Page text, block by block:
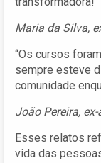
Maria da Silva,
“Os cursos
sempre esteve
comunidade
João Pereira,
Esses relatos
vida das